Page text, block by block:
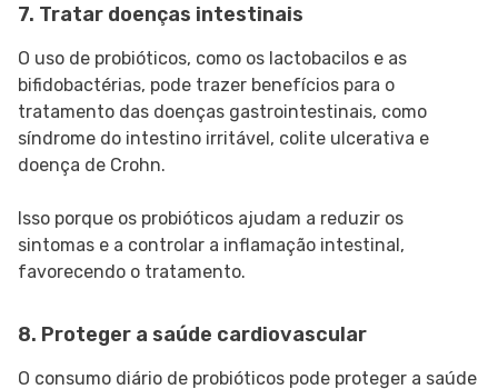
7. Tratar doenças intestinais
O uso de probióticos, como os lactobacilos e as
bifidobactérias, pode trazer benefícios para o
tratamento das doenças gastrointestinais, como
síndrome do intestino irritável, colite ulcerativa e
doença de Crohn.
Isso porque os probióticos ajudam a reduzir os
sintomas e a controlar a inflamação intestinal,
favorecendo o tratamento.
8. Proteger a saúde cardiovascular
O consumo diário de probióticos pode proteger a saúde